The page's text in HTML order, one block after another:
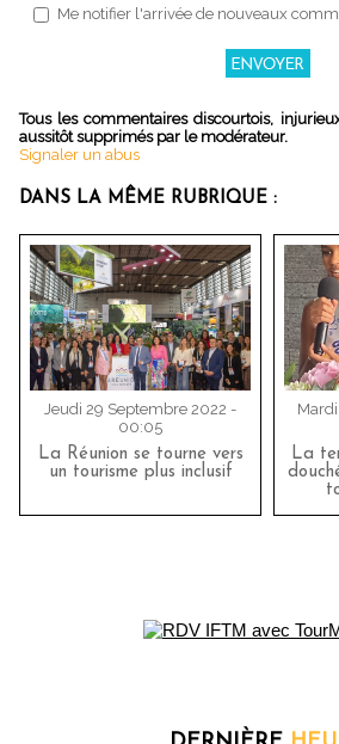
Me notifier l'arrivée de nouveaux
Tous les commentaires discourtois,
aussitôt supprimés par le modérateur.
Signaler un abus
DANS LA MÊME RUBRIQUE :
Jeudi 29 Septembre 2022 -
00:05
La Réunion se tourne vers
un tourisme plus inclusif
La